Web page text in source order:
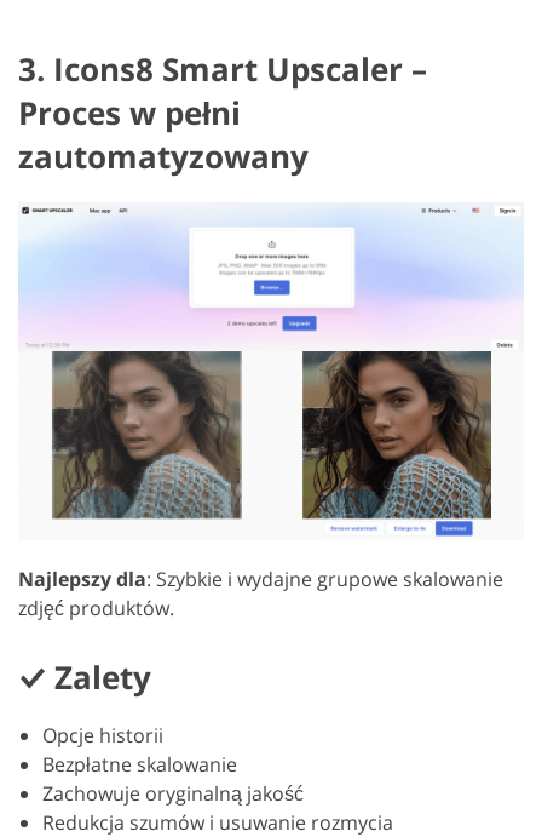
3. Icons8 Smart Upscaler –
Proces w pełni
zautomatyzowany
Najlepszy dla: Szybkie i wydajne grupowe skalowanie
zdjęć produktów.
Zalety
Opcje historii
Bezpłatne skalowanie
Zachowuje oryginalną jakość
Redukcja szumów i usuwanie rozmycia